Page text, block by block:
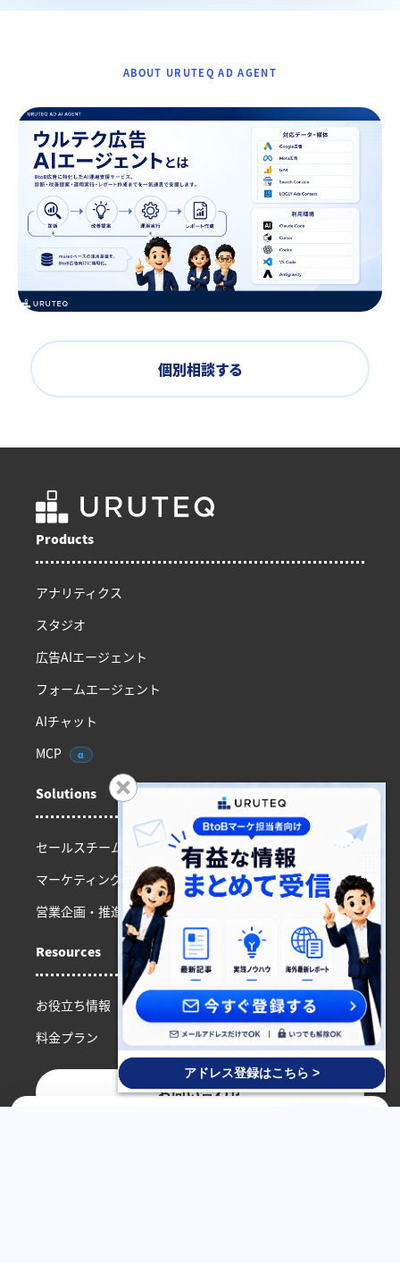
ABOUT URUTEQ AD AGENT
個別相談する
Products
アナリティクス
スタジオ
広告AIエージェント
フォームエージェント
AIチャット
MCP
α
Solutions
セールスチーム向け
マーケティングチーム向け
営業企画・推進チーム向け
Resources
お役立ち情報
料金プラン
お問い合わせ
アドレス登録はこちら >